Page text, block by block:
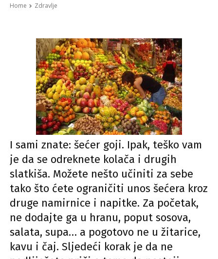
Home Zdravlje
I sami znate: šećer goji. Ipak, teško vam
je da se odreknete kolača i drugih
slatkiša. Možete nešto učiniti za sebe
tako što ćete ograničiti unos šećera kroz
druge namirnice i napitke. Za početak,
ne dodajte ga u hranu, poput sosova,
salata, supa… a pogotovo ne u žitarice,
kavu i čaj. Sljedeći korak je da ne